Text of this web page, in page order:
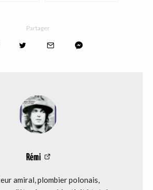
Partager
Rémi
amiral, plombier polonais,